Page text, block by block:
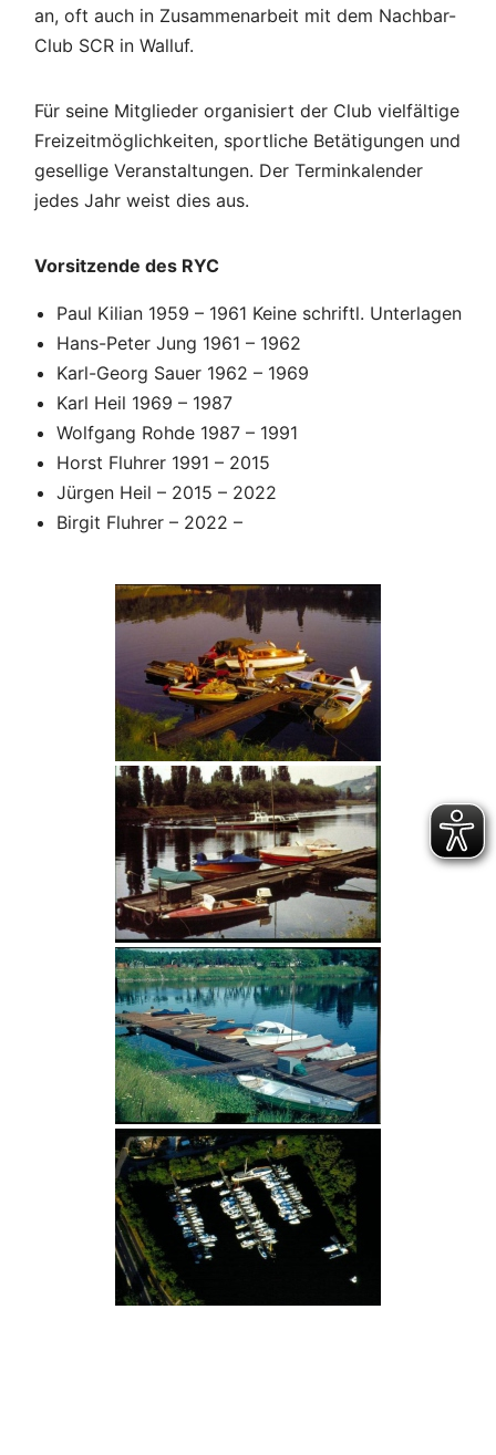
an, oft auch in Zusammenarbeit mit dem Nachbar-
Club SCR in Walluf.
Für seine Mitglieder organisiert der Club vielfältige
Freizeitmöglichkeiten, sportliche Betätigungen und
gesellige Veranstaltungen. Der Terminkalender
jedes Jahr weist dies aus.
Vorsitzende des RYC
Paul Kilian 1959 – 1961 Keine schriftl. Unterlagen
Hans-Peter Jung 1961 – 1962
Karl-Georg Sauer 1962 – 1969
Karl Heil 1969 – 1987
Wolfgang Rohde 1987 – 1991
Horst Fluhrer 1991 – 2015
Jürgen Heil – 2015 – 2022
Birgit Fluhrer – 2022 –